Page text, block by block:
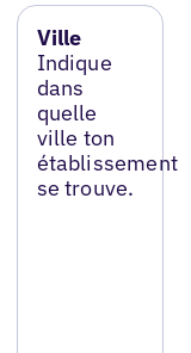
Ville
Indique
dans
quelle
ville ton
établissement
se trouve.